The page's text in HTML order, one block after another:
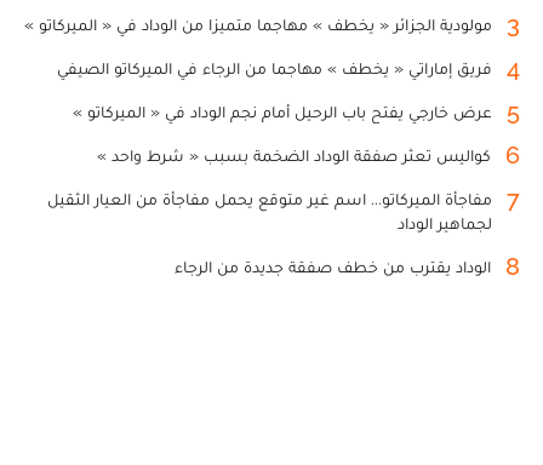
3 مولودية الجزائر « يخطف » مهاجما متميزا من الوداد في « الميركاتو »
4 فريق إماراتي « يخطف » مهاجما من الرجاء في الميركاتو الصيفي
5 عرض خارجي يفتح باب الرحيل أمام نجم الوداد في « الميركاتو »
6 كواليس تعثر صفقة الوداد الضخمة بسبب « شرط واحد »
7
مفاجأة الميركاتو... اسم غير متوقع يحمل مفاجأة من العيار الثقيل
لجماهير الوداد
8 الوداد يقترب من خطف صفقة جديدة من الرجاء